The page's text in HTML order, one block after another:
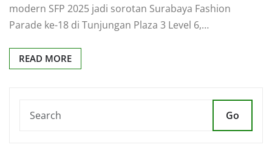
modern SFP 2025 jadi sorotan Surabaya Fashion
Parade ke-18 di Tunjungan Plaza 3 Level 6,…
READ MORE
Go